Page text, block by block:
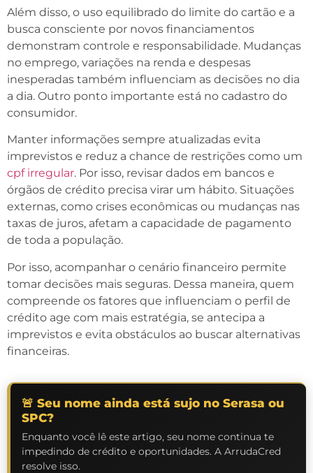
Além disso, o uso equilibrado do limite do cartão e a
busca consciente por novos financiamentos
demonstram controle e responsabilidade. Mudanças
no emprego, variações na renda e despesas
inesperadas também influenciam as decisões no dia
a dia. Outro ponto importante está no cadastro do
consumidor.
Manter informações sempre atualizadas evita
imprevistos e reduz a chance de restrições como um
cpf irregular. Por isso, revisar dados em bancos e
órgãos de crédito precisa virar um hábito. Situações
externas, como crises econômicas ou mudanças nas
taxas de juros, afetam a capacidade de pagamento
de toda a população.
Por isso, acompanhar o cenário financeiro permite
tomar decisões mais seguras. Dessa maneira, quem
compreende os fatores que influenciam o perfil de
crédito age com mais estratégia, se antecipa a
imprevistos e evita obstáculos ao buscar alternativas
financeiras.
🚨 Seu nome ainda está sujo no Serasa ou
SPC?
Enquanto você lê este artigo, seu nome continua te
impedindo de crédito e oportunidades. A ArrudaCred
resolve isso.